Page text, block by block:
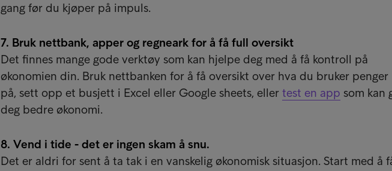
gang før du kjøper på impuls.
7. Bruk nettbank, apper og regneark for å få full oversikt
Det finnes mange gode verktøy som kan hjelpe deg med å få kontroll på
økonomien din. Bruk nettbanken for å få oversikt over hva du bruker penger
på, sett opp et busjett i Excel eller Google sheets, eller test en app som kan
deg bedre økonomi.
8. Vend i tide - det er ingen skam å snu.
Det er aldri for sent å ta tak i en vanskelig økonomisk situasjon. Start med å